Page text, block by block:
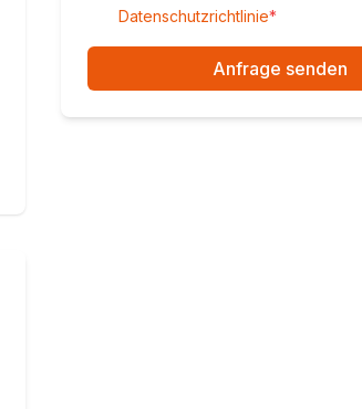
Datenschutzrichtlinie*
Anfrage senden